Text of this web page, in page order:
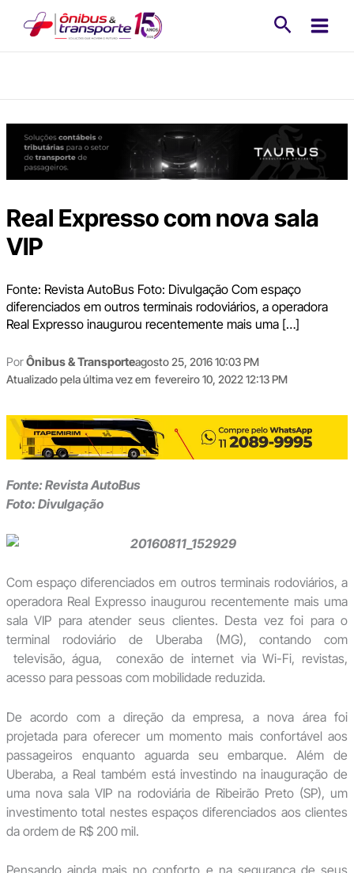
Real Expresso com nova sala
VIP
Fonte: Revista AutoBus Foto: Divulgação Com espaço
diferenciados em outros terminais rodoviários, a operadora
Real Expresso inaugurou recentemente mais uma […]
PorÔnibus & Transporteagosto 25, 2016 10:03 PM
Atualizado pela última vez em fevereiro 10, 2022 12:13 PM
Fonte: Revista AutoBus
Foto: Divulgação
Com espaço diferenciados em outros terminais rodoviários, a
operadora Real Expresso inaugurou recentemente mais uma
sala VIP para atender seus clientes. Desta vez foi para o
terminal rodoviário de Uberaba (MG), contando com
televisão, água, conexão de internet via Wi-Fi, revistas,
acesso para pessoas com mobilidade reduzida.
De acordo com a direção da empresa, a nova área foi
projetada para oferecer um momento mais confortável aos
passageiros enquanto aguarda seu embarque. Além de
Uberaba, a Real também está investindo na inauguração de
uma nova sala VIP na rodoviária de Ribeirão Preto (SP), um
investimento total nestes espaços diferenciados aos clientes
da ordem de R$ 200 mil.